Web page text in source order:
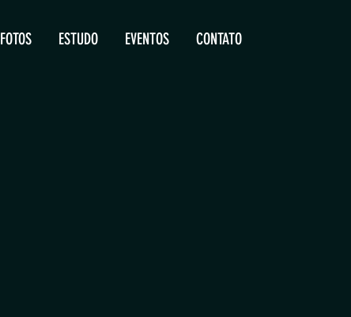
FOTOS ESTUDO EVENTOS CONTATO